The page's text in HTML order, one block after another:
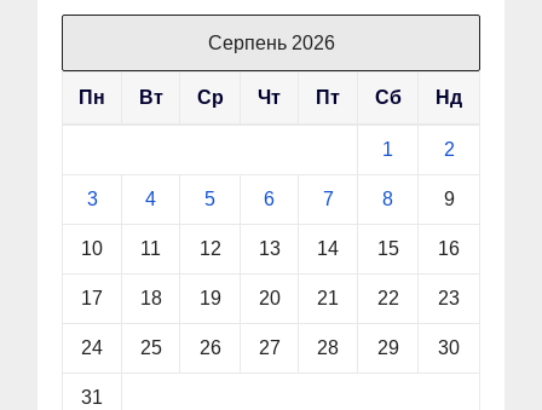
Серпень 2026
Пн Вт Ср Чт Пт Сб Нд
1 2
3 4 5 6 7 8 9
10 11 12 13 14 15 16
17 18 19 20 21 22 23
24 25 26 27 28 29 30
31